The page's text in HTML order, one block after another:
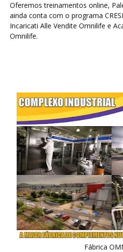
Oferemos treinamentos online,
ainda conta com o programa
Incaricati Alle Vendite Omnilife e
Omnilife.
Fábrica